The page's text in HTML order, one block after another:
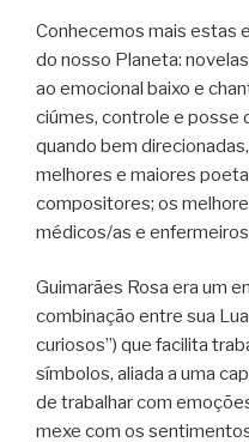
Conhecemos mais estas
do nosso Planeta:
ao emocional baixo e
ciúmes, controle e posse
quando bem
melhores e maiores
compositores; os
médicos/as e
Guimarães Rosa era um
combinação entre sua
curiosos”) que facilita
símbolos, aliada a uma
de trabalhar com
mexe com os